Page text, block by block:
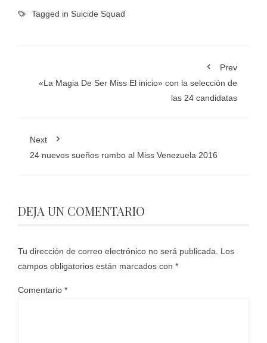
Tagged in Suicide Squad
Prev
«La Magia De Ser Miss El inicio» con la selección de
las 24 candidatas
Next
24 nuevos sueños rumbo al Miss Venezuela 2016
DEJA UN COMENTARIO
Tu dirección de correo electrónico no será publicada.
Los
campos obligatorios están marcados con *
Comentario *